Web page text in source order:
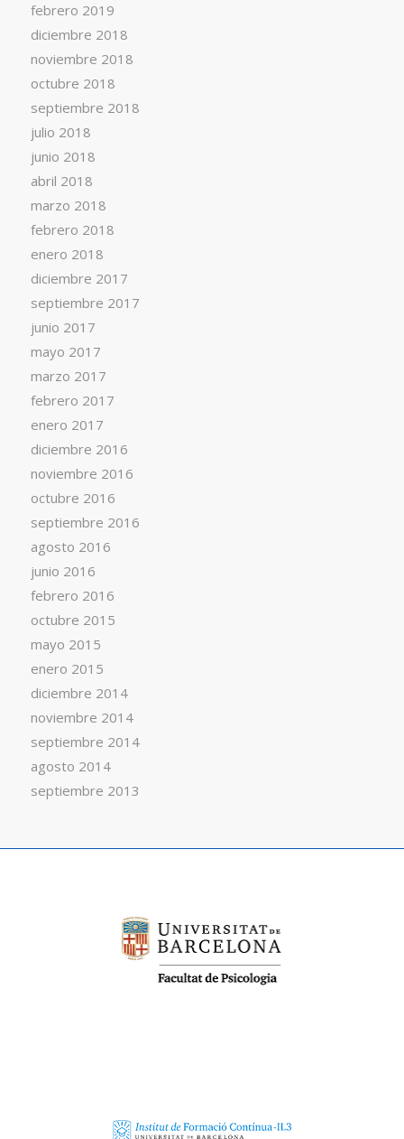
febrero 2019
diciembre 2018
noviembre 2018
octubre 2018
septiembre 2018
julio 2018
junio 2018
abril 2018
marzo 2018
febrero 2018
enero 2018
diciembre 2017
septiembre 2017
junio 2017
mayo 2017
marzo 2017
febrero 2017
enero 2017
diciembre 2016
noviembre 2016
octubre 2016
septiembre 2016
agosto 2016
junio 2016
febrero 2016
octubre 2015
mayo 2015
enero 2015
diciembre 2014
noviembre 2014
septiembre 2014
agosto 2014
septiembre 2013